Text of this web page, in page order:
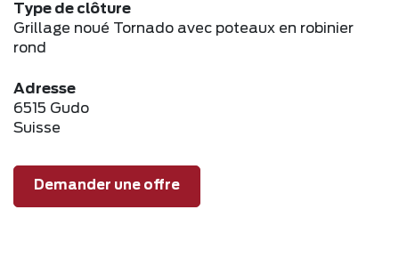
Type de clôture
Grillage noué Tornado avec poteaux en robinier
rond
Adresse
6515 Gudo
Suisse
Demander une offre